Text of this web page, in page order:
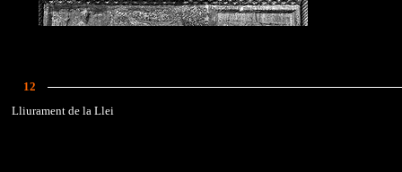
12
Lliurament de la Llei